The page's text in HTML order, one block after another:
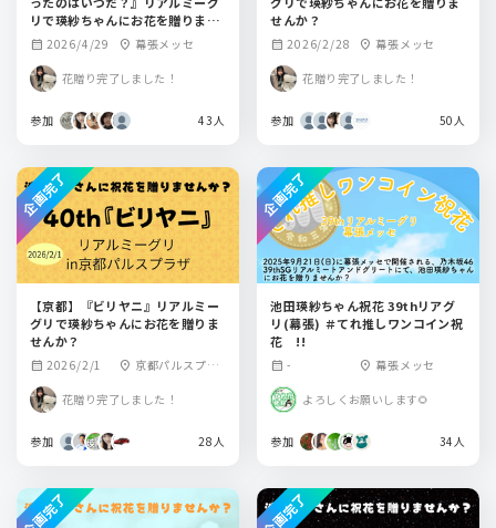
リで瑛紗ちゃんにお花を贈りませ
んか？
calendar_month 2026/4/29 location_on 幕張メッセ
花贈り完了しました！
参加 43人
せんか？
calendar_month 2026/2/28 location_on 幕張メッセ
花贈り完了しました！
参加 50人
【京都】『ビリヤニ』リアルミー
グリで瑛紗ちゃんにお花を贈りま
せんか？
calendar_month 2026/2/1 location_on 京都パルスプラ
花贈り完了しました！
参加 28人
企画完了
池田瑛紗ちゃん祝花 39thリアグ
リ(幕張) ＃てれ推しワンコイン祝
花 !!
calendar_month - location_on 幕張メッセ
よろしくお願いします🌻
参加 34人
企画完了
企画完了 企画完了